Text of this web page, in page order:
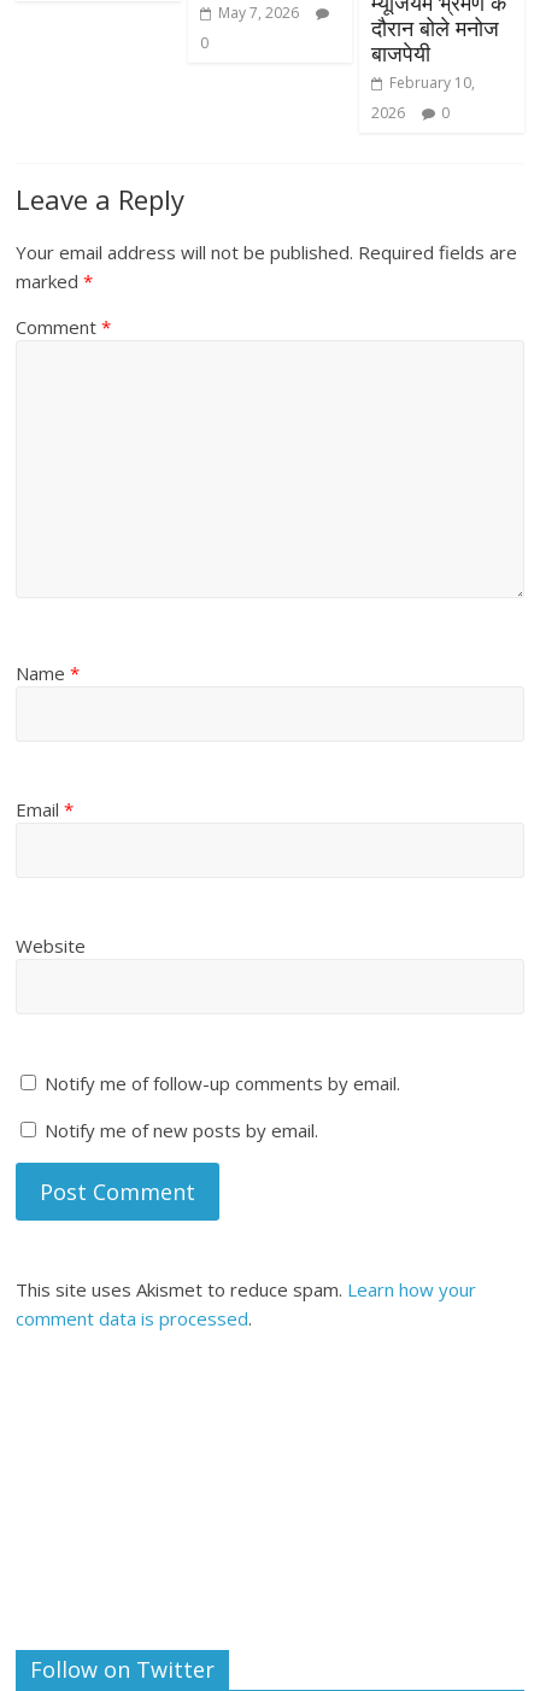
May 7, 2026
0
दौरान बोले मनोज
बाजपेयी
February 10,
2026
0
Leave a Reply
Your email address will not be published. Required fields are
marked*
Comment*
Name*
Email*
Website
Notify me of follow-up comments by email.
Notify me of new posts by email.
This site uses Akismet to reduce spam. Learn how your
comment data is processed.
Follow on Twitter